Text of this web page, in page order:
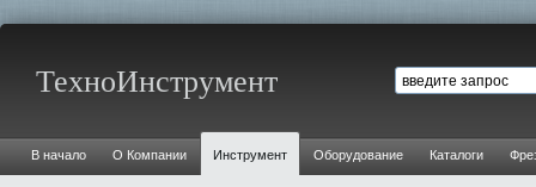
ТехноИнструмент
В начало О Компании Инструмент Оборудование Каталоги